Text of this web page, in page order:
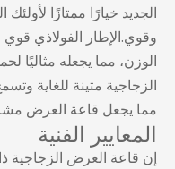
الجديد خيارًا ممتازًا
وقوي.الإطار الفولاذي
الوزن، مما يجعله مثاليًا
الزجاجية متينة للغاية
مما يجعل قاعة العرض
المعايير الفنية
إن قاعة العرض الزجاجية